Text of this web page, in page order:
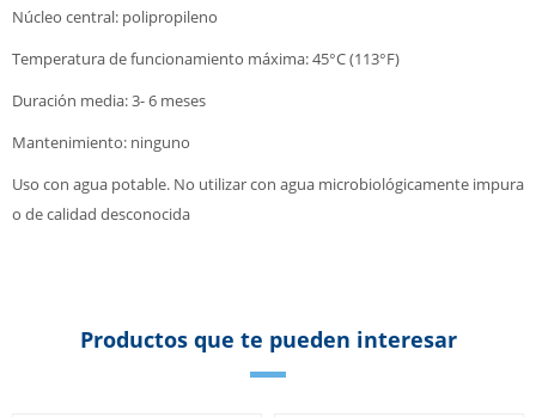
Núcleo central: polipropileno
Temperatura de funcionamiento máxima: 45°C (113°F)
Duración media: 3- 6 meses
Mantenimiento: ninguno
Uso con agua potable. No utilizar con agua microbiológicamente impura
o de calidad desconocida
Productos que te pueden interesar